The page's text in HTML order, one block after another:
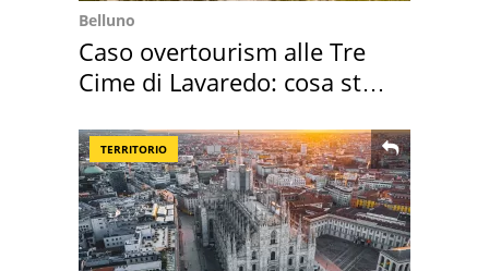
Belluno
Caso overtourism alle Tre
Cime di Lavaredo: cosa sta
TERRITORIO